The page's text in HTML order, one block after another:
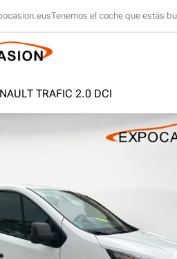
Tenemos el coche que estás
TRAFIC 2.0 DCI